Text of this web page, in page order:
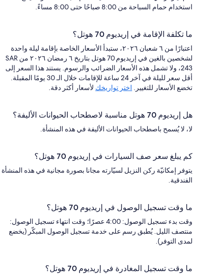
استخدام حمام السباحة من 8:00 صباحًا حتى 8:00 مساءً.
ما تكلفة الإقامة في إريديوم 70 هوتل؟
اعتبارًا من ٦ شعبان ٢٠٢٦، ستبدأ الأسعار الخاصة بإقامة ليلة واحدة
لشخصين بالغين في إريديوم 70 هوتل بتاريخ ٦ رمضان ٢٠٢٦ من SAR
243، ولا تشمل هذه الأسعار الضرائب والرسوم. يستند هذا السعر إلى
أقل سعر لليلة في آخر 24 ساعة للإقامات خلال الـ 30 يومًا المقبلة.
تخضع الأسعار للتغيير. اختر تواريخك لأسعار أكثر دقة.
هل إريديوم 70 هوتل مناسبة لاصطحاب الحيوانات الأليفة؟
لا، لا يُسمح باصطحاب الحيوانات الأليفة في هذه المنشأة.
كم يبلغ سعر صف السيارات في إريديوم 70 هوتل؟
يتوفر إمكانيّة ركن النزيل لسيّارته مجانا بصورة مجانية في هذه المنشأة
الفندقية.
ما وقت تسجيل الوصول في إريديوم 70 هوتل؟
وقت بدء تسجيل الوصول: 4:00 عصرًا؛ وقت انتهاء تسجيل الوصول:
منتصف الليل. يُطبق رسم على خدمة تسجيل الوصول المبكّر (يخضع
لمدى التوفر).
ما وقت تسجيل المغادرة في إريديوم 70 هوتل؟